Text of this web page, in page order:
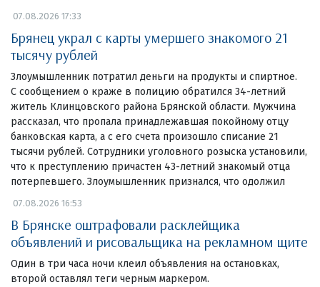
07.08.2026 17:33
Брянец украл с карты умершего знакомого 21
тысячу рублей
Злоумышленник потратил деньги на продукты и спиртное.
С сообщением о краже в полицию обратился 34-летний
житель Клинцовского района Брянской области. Мужчина
рассказал, что пропала принадлежавшая покойному отцу
банковская карта, а с его счета произошло списание 21
тысячи рублей. Сотрудники уголовного розыска установили,
что к преступлению причастен 43-летний знакомый отца
потерпевшего. Злоумышленник признался, что одолжил
07.08.2026 16:53
В Брянске оштрафовали расклейщика
объявлений и рисовальщика на рекламном щите
Один в три часа ночи клеил объявления на остановках,
второй оставлял теги черным маркером.